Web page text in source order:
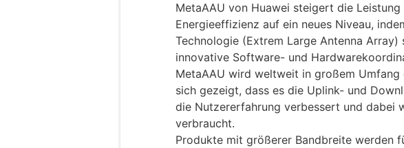
MetaAAU von Huawei steigert die Leistung
Energieeffizienz auf ein neues Niveau,
Technologie (Extrem Large Antenna Array)
innovative Software- und
MetaAAU wird weltweit in großem Umfang
sich gezeigt, dass es die Uplink- und
die Nutzererfahrung verbessert und dabei
verbraucht.
Produkte mit größerer Bandbreite werden